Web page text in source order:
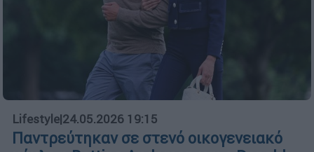
Lifestyle|24.05.2026 19:15
Παντρεύτηκαν σε στενό οικογενειακό